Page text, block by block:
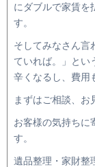
にダブルで家賃を
す。
そしてみなさん言
ていれば。」とい
辛くなるし、費用
まずはご相談、お
お客様の気持ちに
す。
遺品整理・家財整